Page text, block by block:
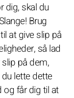
dig, skal du
Brug
at give slip på
så lad
på dem,
lette dette
og får dig til at